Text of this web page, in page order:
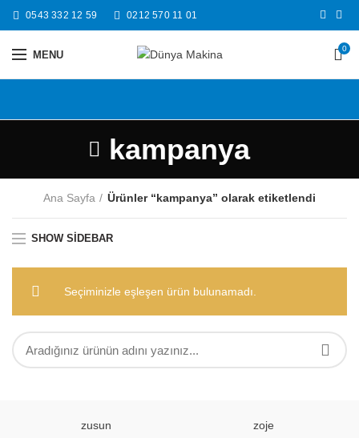
0543 332 12 59 0212 570 11 01
MENU 0
kampanya
Ana Sayfa Ürünler “kampanya” olarak etiketlendi
SHOW SIDEBAR
Seçiminizle eşleşen ürün bulunamadı.
zusun zoje